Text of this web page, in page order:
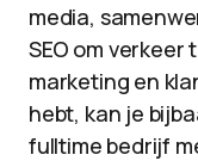
media,
SEO om
marketing en
hebt, kan je
fulltime bedrijf